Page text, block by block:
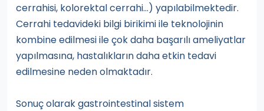
cerrahisi, kolorektal cerrahi…) yapılabilmektedir.
Cerrahi tedavideki bilgi birikimi ile teknolojinin
kombine edilmesi ile çok daha başarılı ameliyatlar
yapılmasına, hastalıkların daha etkin tedavi
edilmesine neden olmaktadır.
Sonuç olarak gastrointestinal sistem